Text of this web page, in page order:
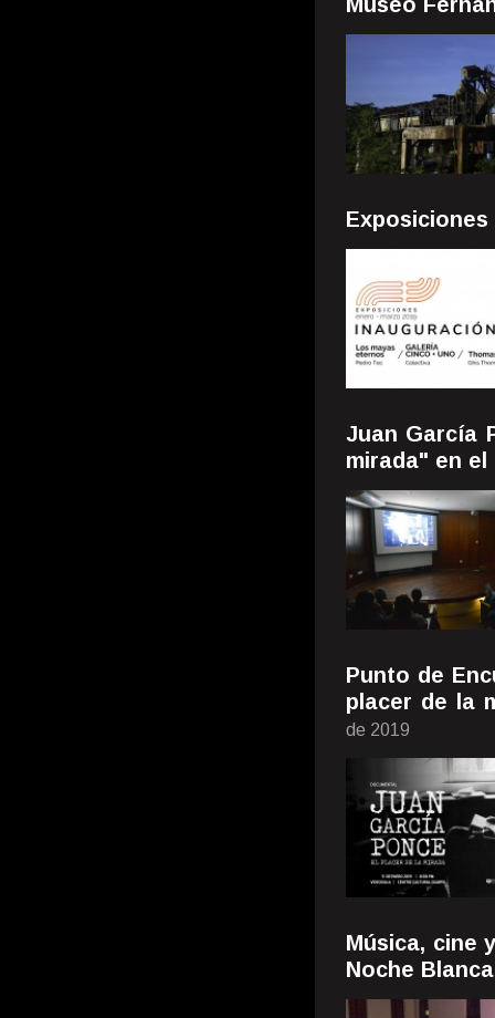
Exposiciones
Juan García
mirada" en el
Punto de
placer de la
de 2019
Música, cine
Noche Blanca